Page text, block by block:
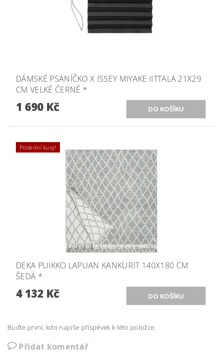
DÁMSKÉ PSANÍČKO X ISSEY MIYAKE IITTALA 21X29
CM VELKÉ ČERNÉ *
1 690 Kč
Poslední kusy!
DEKA PUIKKO LAPUAN KANKURIT 140X180 CM
ŠEDÁ *
4 132 Kč
Buďte první, kdo napíše příspěvek k této položce.
Přidat komentář